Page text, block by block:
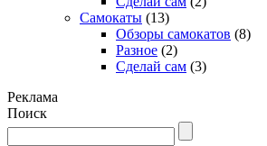
Самокаты (13)
Обзоры самокатов (8)
Разное (2)
Сделай сам (3)
Реклама
Поиск